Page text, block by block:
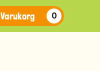
Varukorg 0